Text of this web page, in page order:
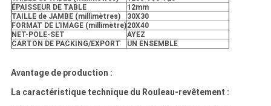
ÉPAISSEUR DE TABLE
12mm
TAILLE de JAMBE (millimètres)
30X30
FORMAT DE L'IMAGE (millimètre)20X40
NET-POLE-SET
AYEZ
CARTON DE PACKING/EXPORT
UN ENSEMBLE
Avantage de production :
La caractéristique technique du Rouleau-revêtement :